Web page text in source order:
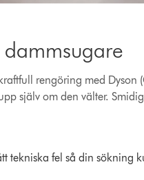
dammsugare
rengöring med Dyson
själv om den välter.
tekniska fel så din sökning